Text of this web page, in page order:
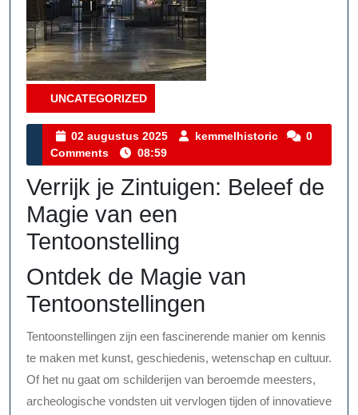
UNCATEGORIZED
Category
02 augustus 2025
02
2025
kemmelhistoric
0
Comments
08:59
Verrijk je Zintuigen: Beleef de
Magie van een
Tentoonstelling
Ontdek de Magie van
Tentoonstellingen
Tentoonstellingen zijn een fascinerende manier om kennis
te maken met kunst, geschiedenis, wetenschap en cultuur.
Of het nu gaat om schilderijen van beroemde meesters,
archeologische vondsten uit vervlogen tijden of innovatieve